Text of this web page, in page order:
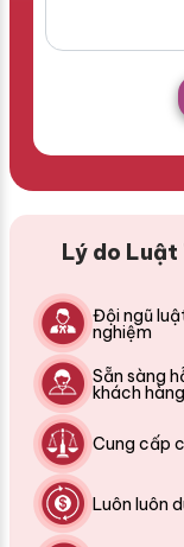
Lý do Luật
Đội ngũ
nghiệm
Sẵn sàng
khách hàng
Cung cấp
Luôn luôn